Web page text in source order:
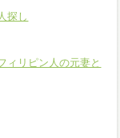
探し
ィリピン人の元妻と